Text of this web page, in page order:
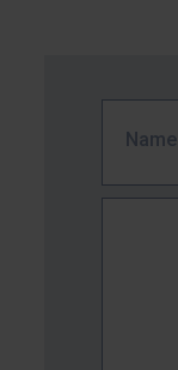
Name